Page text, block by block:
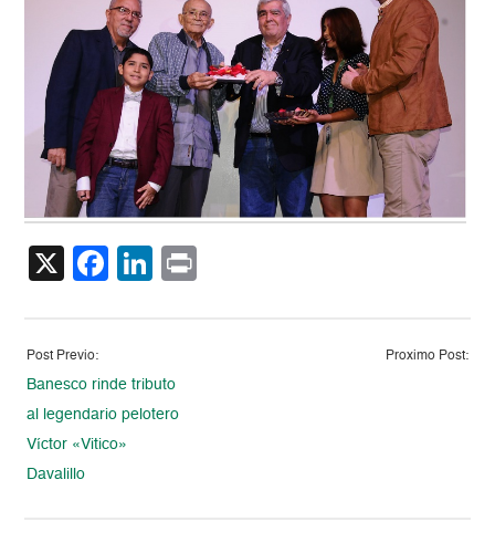
X Facebook
LinkedIn
Post Previo:
Banesco rinde tributo
al legendario pelotero
Víctor «Vitico»
Davalillo
Proximo Post: